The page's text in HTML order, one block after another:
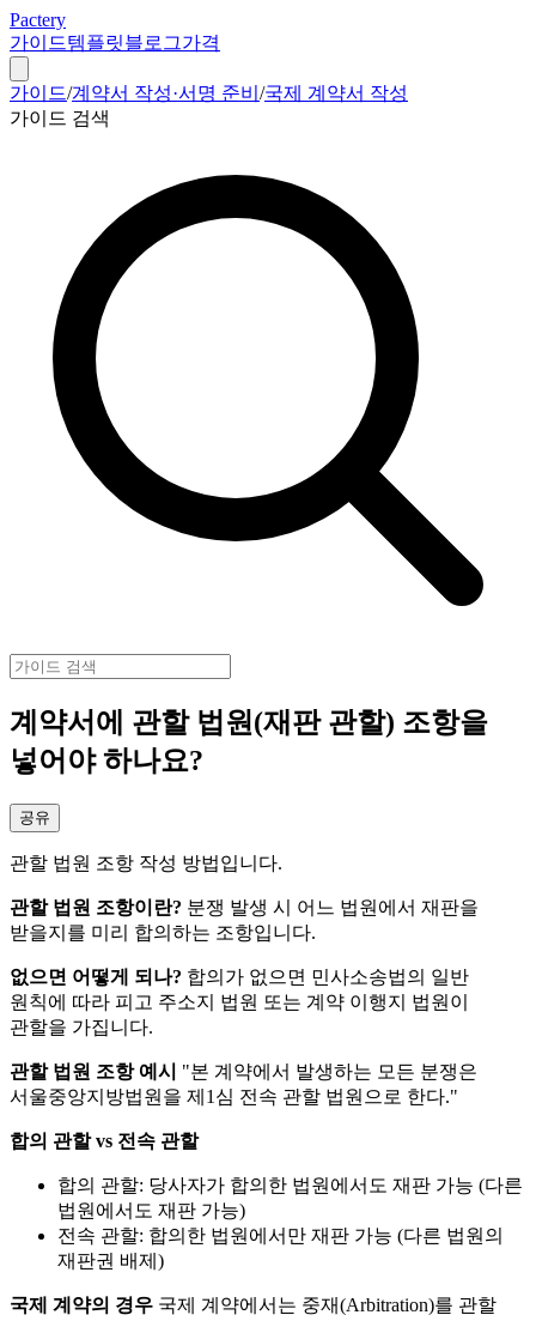
Pactery
가이드템플릿블로그가격
가이드/계약서 작성·서명 준비 /국제 계약서 작성
가이드 검색
계약서에 관할 법원(재판 관할) 조항을
넣어야 하나요?
공유
관할 법원 조항 작성 방법입니다.
관할 법원 조항이란? 분쟁 발생 시 어느 법원에서 재판을
받을지를 미리 합의하는 조항입니다.
없으면 어떻게 되나? 합의가 없으면 민사소송법의 일반
원칙에 따라 피고 주소지 법원 또는 계약 이행지 법원이
관할을 가집니다.
관할 법원 조항 예시
"본 계약에서 발생하는 모든 분쟁은
서울중앙지방법원을 제1심 전속 관할 법원으로 한다."
합의 관할 vs 전속 관할
합의 관할: 당사자가 합의한 법원에서도 재판 가능 (다른
법원에서도 재판 가능)
전속 관할: 합의한 법원에서만 재판 가능 (다른 법원의
재판권 배제)
국제 계약의 경우 국제 계약에서는 중재(Arbitration)를 관할